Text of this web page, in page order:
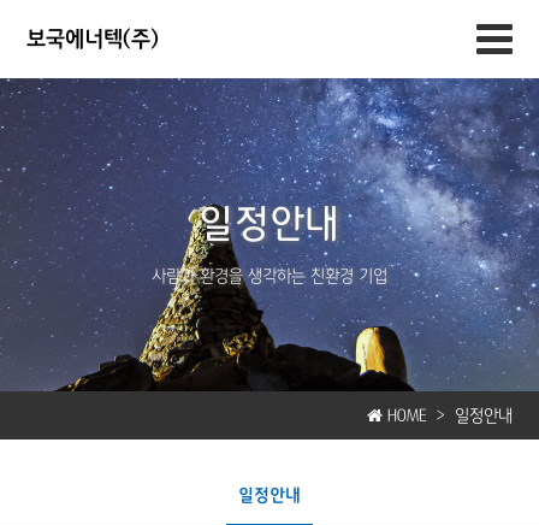
보국에너텍(주)
일정안내
사람과 환경을 생각하는 친환경 기업
HOME > 일정안내
일정안내